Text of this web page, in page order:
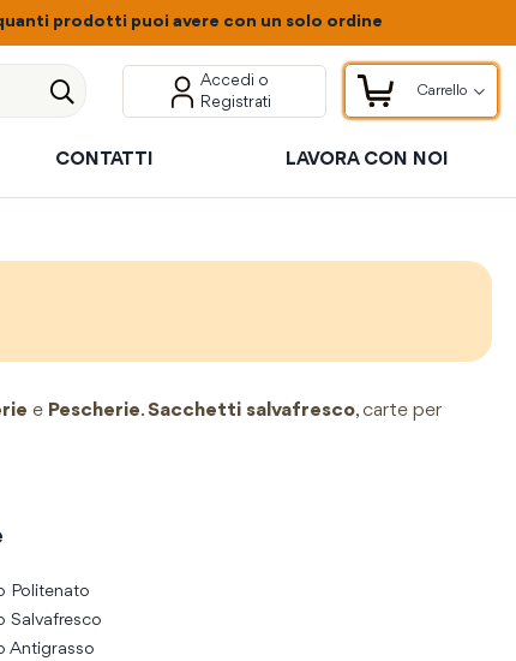
prodotti puoi avere con un solo ordine
Accedi o
Registrati
Carrello
Carrello
CONTATTI LAVORA CON NOI
e Pescherie.Sacchetti salvafresco, carte per
Politenato
Salvafresco
Antigrasso